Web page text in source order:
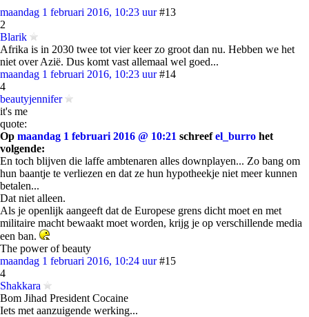
maandag 1 februari 2016, 10:23 uur #13
2
Blarik
Afrika is in 2030 twee tot vier keer zo groot dan nu. Hebben we het
niet over Azië. Dus komt vast allemaal wel goed...
maandag 1 februari 2016, 10:23 uur #14
4
beautyjennifer
it's me
quote:
Op maandag 1 februari 2016 @ 10:21 schreefel_burro het
volgende:
En toch blijven die laffe ambtenaren alles downplayen... Zo bang om
hun baantje te verliezen en dat ze hun hypotheekje niet meer kunnen
betalen...
Dat niet alleen.
Als je openlijk aangeeft dat de Europese grens dicht moet en met
militaire macht bewaakt moet worden, krijg je op verschillende media
een ban.
The power of beauty
maandag 1 februari 2016, 10:24 uur #15
4
Shakkara
Bom Jihad President Cocaine
Iets met aanzuigende werking...